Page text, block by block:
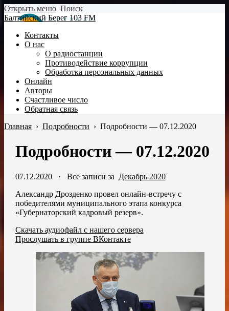
Открыть меню Поиск
Балтийский Берег 103 FM
Контакты
О нас
О радиостанции
Противодействие коррупции
Обработка персональных данных
Онлайн
Авторы
Счастливое число
Обратная связь
Главная › Подробности › Подробности — 07.12.2020
Подробности — 07.12.2020
07.12.2020· Все записи за Декабрь 2020
Александр Дрозденко провел онлайн-встречу с
победителями муниципального этапа конкурса
«Губернаторский кадровый резерв».
Скачать аудиофайл с нашего сервера
Прослушать в группе ВКонтакте